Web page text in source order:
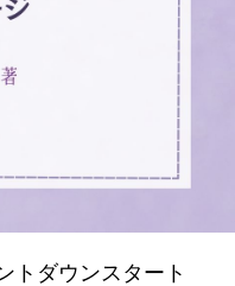
トダウンスタート